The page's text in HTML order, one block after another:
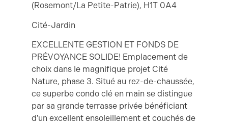
(Rosemont/La Petite-Patrie), H1T 0A4
Cité-Jardin
EXCELLENTE GESTION ET FONDS DE
PRÉVOYANCE SOLIDE! Emplacement de
choix dans le magnifique projet Cité
Nature, phase 3. Situé au rez-de-chaussée,
ce superbe condo clé en main se distingue
par sa grande terrasse privée bénéficiant
d'un excellent ensoleillement et couchés de